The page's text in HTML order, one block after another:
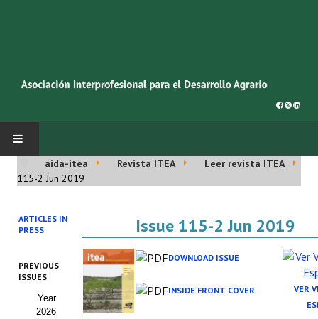
INICIO
Asociación AIDA
Cincuentenario AIDA
Organigrama
aida-itea Revista ITEA
Leer revista ITEA
115-2 Jun 2019
ARTICLES IN
PRESS
PREVIOUS
ISSUES
Year
2026
Issue 115-2 Jun 2019
DOWNLOAD ISSUE
INSIDE FRONT COVER
VER